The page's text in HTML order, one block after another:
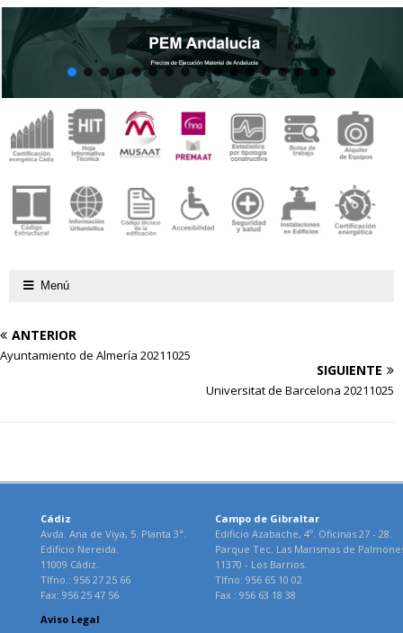
Menú
ANTERIOR
Ayuntamiento de Almería 20211025
SIGUIENTE
Universitat de Barcelona 20211025
Cádiz
Avda. Ana de Viya, 5. Planta 3ª.
Edificio Nereida.
11009 Cádiz.
Tlfno.: 956 27 25 66
Fax: 956 25 47 56
Campo de Gibraltar
Edificio Azabache, 4º. Oficinas 27 - 28.
Parque Tec. Las Marismas de
11370 - Los Barrios.
Tlfno: 956 65 10 02
Fax : 956 63 18 38
Aviso Legal